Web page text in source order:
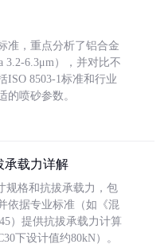
准，重点分析了铝合金
3.2-6.3μm），并对比不
ISO 8503-1标准和行业
的喷砂参数。
承载力详解
规格和抗拔承载力，包
依据专业标准（如《混
）提供抗拔承载力计算
下设计值约80kN）。